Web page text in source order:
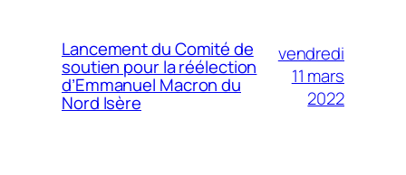
Lancement du Comité de
soutien pour la réélection
d’Emmanuel Macron du
Nord Isère
vendredi
11 mars
2022